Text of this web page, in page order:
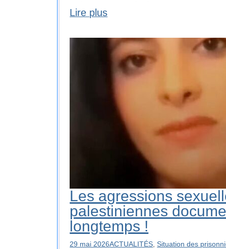
Lire plus
Les agressions
palestiniennes
longtemps !
29 mai 2026ACTUALITÉS,Situation des